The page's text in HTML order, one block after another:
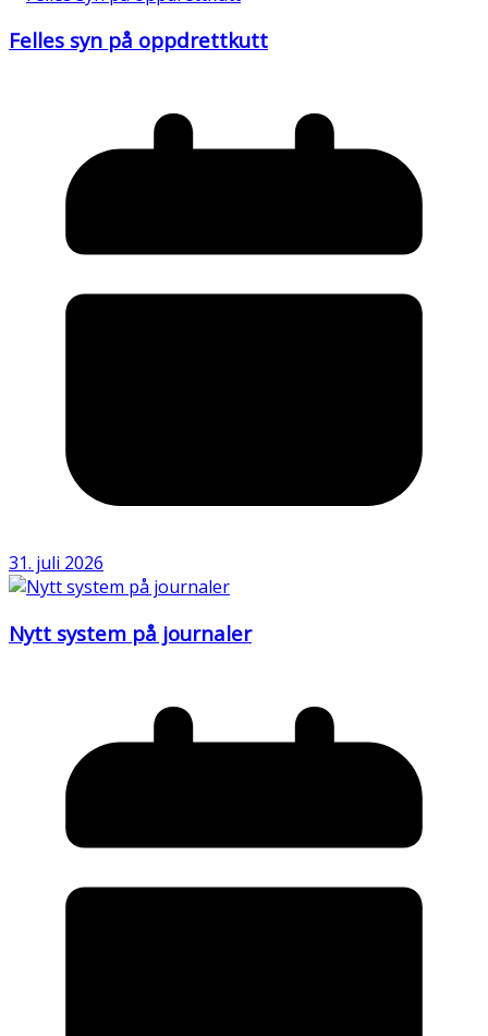
Felles syn på oppdrettkutt
31. juli 2026
Nytt system på journaler